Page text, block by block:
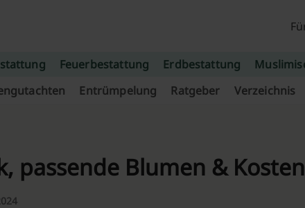
Feuerbestattung Erdbestattung
Entrümpelung Ratgeber Verzeichnis
passende Blumen & Kosten